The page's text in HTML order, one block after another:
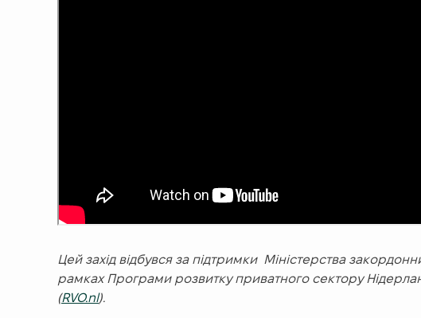
Цей захід відбувся за підтримки Міністерства
рамках Програми розвитку приватного сектору
(RVO.nl).